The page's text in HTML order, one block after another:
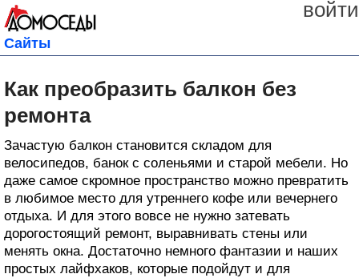
войти
Сайты
Как преобразить балкон без
ремонта
Зачастую балкон становится складом для
велосипедов, банок с соленьями и старой мебели. Но
даже самое скромное пространство можно превратить
в любимое место для утреннего кофе или вечернего
отдыха. И для этого вовсе не нужно затевать
дорогостоящий ремонт, выравнивать стены или
менять окна. Достаточно немного фантазии и наших
простых лайфхаков, которые подойдут и для